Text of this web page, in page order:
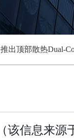
出顶部散热Dual-
该信息来源